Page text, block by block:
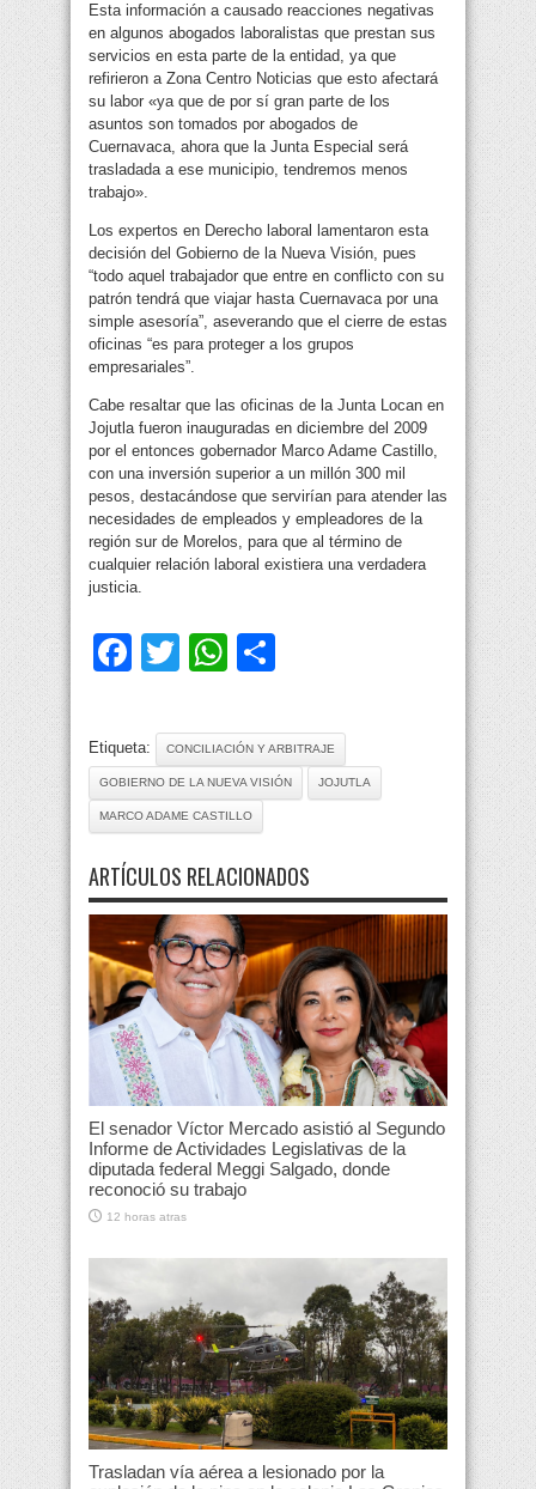
Esta información a causado reacciones negativas
en algunos abogados laboralistas que prestan sus
servicios en esta parte de la entidad, ya que
refirieron a Zona Centro Noticias que esto afectará
su labor «ya que de por sí gran parte de los
asuntos son tomados por abogados de
Cuernavaca, ahora que la Junta Especial será
trasladada a ese municipio, tendremos menos
trabajo».
Los expertos en Derecho laboral lamentaron esta
decisión del Gobierno de la Nueva Visión, pues
“todo aquel trabajador que entre en conflicto con su
patrón tendrá que viajar hasta Cuernavaca por una
simple asesoría”, aseverando que el cierre de estas
oficinas “es para proteger a los grupos
empresariales”.
Cabe resaltar que las oficinas de la Junta Locan en
Jojutla fueron inauguradas en diciembre del 2009
por el entonces gobernador Marco Adame Castillo,
con una inversión superior a un millón 300 mil
pesos, destacándose que servirían para atender las
necesidades de empleados y empleadores de la
región sur de Morelos, para que al término de
cualquier relación laboral existiera una verdadera
justicia.
Facebook
TwitterWhatsApp
Etiqueta: CONCILIACIÓN Y ARBITRAJE
GOBIERNO DE LA NUEVA VISIÓN JOJUTLA
MARCO ADAME CASTILLO
ARTÍCULOS RELACIONADOS
El senador Víctor Mercado asistió al Segundo
Informe de Actividades Legislativas de la
diputada federal Meggi Salgado, donde
reconoció su trabajo
12 horas atras
Trasladan vía aérea a lesionado por la